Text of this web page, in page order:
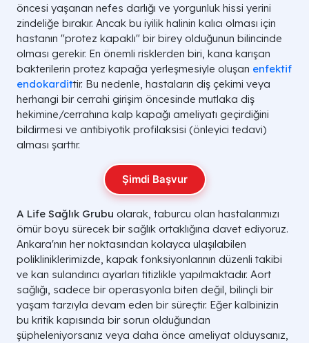
öncesi yaşanan nefes darlığı ve yorgunluk hissi yerini
zindeliğe bırakır. Ancak bu iyilik halinin kalıcı olması için
hastanın "protez kapaklı" bir birey olduğunun bilincinde
olması gerekir. En önemli risklerden biri, kana karışan
bakterilerin protez kapağa yerleşmesiyle oluşan enfektif
endokardittir. Bu nedenle, hastaların diş çekimi veya
herhangi bir cerrahi girişim öncesinde mutlaka diş
hekimine/cerrahına kalp kapağı ameliyatı geçirdiğini
bildirmesi ve antibiyotik profilaksisi (önleyici tedavi)
alması şarttır.
Şimdi Başvur
A Life Sağlık Grubu olarak, taburcu olan hastalarımızı
ömür boyu sürecek bir sağlık ortaklığına davet ediyoruz.
Ankara'nın her noktasından kolayca ulaşılabilen
polikliniklerimizde, kapak fonksiyonlarının düzenli takibi
ve kan sulandırıcı ayarları titizlikle yapılmaktadır. Aort
sağlığı, sadece bir operasyonla biten değil, bilinçli bir
yaşam tarzıyla devam eden bir süreçtir. Eğer kalbinizin
bu kritik kapısında bir sorun olduğundan
şüpheleniyorsanız veya daha önce ameliyat olduysanız,